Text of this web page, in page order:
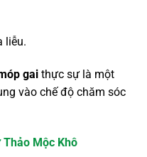
liễu.
gai thực sự là một
vào chế độ chăm sóc
Thảo Mộc Khô